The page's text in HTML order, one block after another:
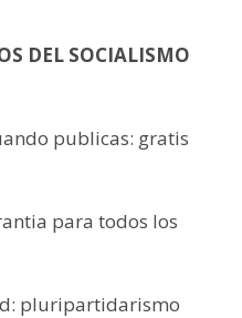
DEL SOCIALISMO
publicas: gratis
para todos los
pluripartidarismo